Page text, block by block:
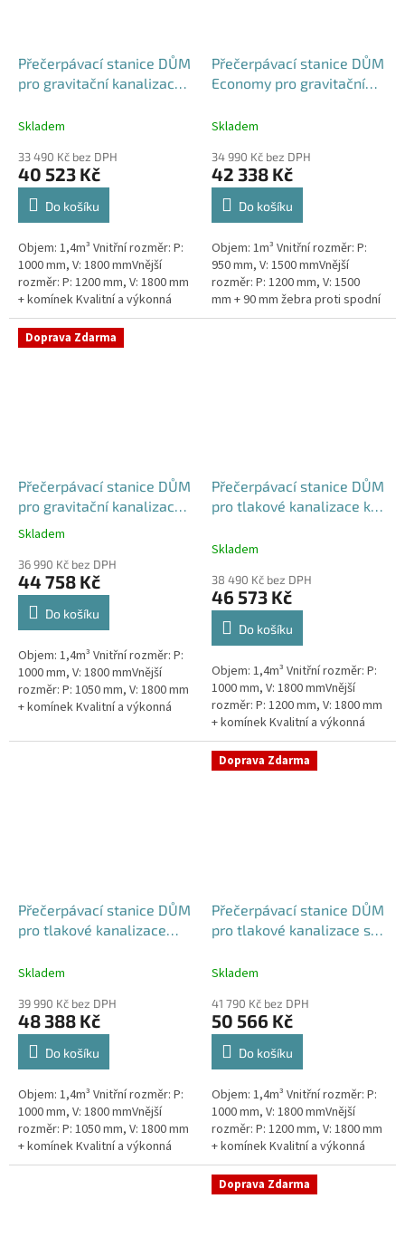
Přečerpávací stanice DŮM
pro gravitační kanalizace k
Skladem
33 490 Kč bez DPH
40 523 Kč
Do košíku
Objem: 1,4m³ Vnitřní rozměr: P:
1000 mm, V: 1800 mmVnější
rozměr: P: 1200 mm, V: 1800 mm
+ komínek Kvalitní a výkonná
přečerpávací stanice k
rodinným domům,
provozovnám,...
Přečerpávací stanice DŮM
Economy pro gravitační
nádrž 1m3
Skladem
34 990 Kč bez DPH
42 338 Kč
Do košíku
Objem: 1m³ Vnitřní rozměr: P:
950 mm, V: 1500 mmVnější
rozměr: P: 1200 mm, V: 1500
mm + 90 mm žebra proti spodní
vodě + komínek Kvalitní a
Doprava Zdarma
Přečerpávací stanice DŮM
pro gravitační kanalizace
samonosná - nádrž 1,4m3
Průměrné
produktu
je
5,0
hvězdiček.
Skladem
36 990 Kč bez DPH
44 758 Kč
Do košíku
Objem: 1,4m³ Vnitřní rozměr: P:
1000 mm, V: 1800 mmVnější
rozměr: P: 1050 mm, V: 1800 mm
+ komínek Kvalitní a výkonná
rodinným domům,
Přečerpávací stanice DŮM
pro tlakové kanalizace k
Skladem
38 490 Kč bez DPH
46 573 Kč
Do košíku
Objem: 1,4m³ Vnitřní rozměr: P:
1000 mm, V: 1800 mmVnější
rozměr: P: 1200 mm, V: 1800 mm
+ komínek Kvalitní a výkonná
přečerpávací stanice k
rodinným domům,
provozovnám,...
Přečerpávací stanice DŮM
pro tlakové kanalizace
Skladem
39 990 Kč bez DPH
48 388 Kč
Do košíku
Objem: 1,4m³ Vnitřní rozměr: P:
1000 mm, V: 1800 mmVnější
rozměr: P: 1050 mm, V: 1800 mm
+ komínek Kvalitní a výkonná
přečerpávací stanice k
Doprava Zdarma
Přečerpávací stanice DŮM
pro tlakové kanalizace se
obetonování - nádrž 1,4m3
Skladem
41 790 Kč bez DPH
50 566 Kč
Do košíku
Objem: 1,4m³ Vnitřní rozměr: P:
1000 mm, V: 1800 mmVnější
rozměr: P: 1200 mm, V: 1800 mm
+ komínek Kvalitní a výkonná
přečerpávací stanice k
rodinným domům,
provozovnám,...
Doprava Zdarma